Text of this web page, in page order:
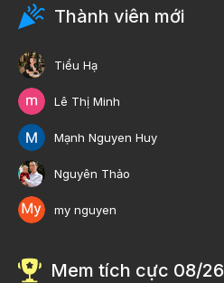
Thành viên mới
Tiểu Hạ
Lê Thị Minh
Mạnh Nguyen Huy
Nguyên Thảo
my nguyen
Mem tích cực 08/26